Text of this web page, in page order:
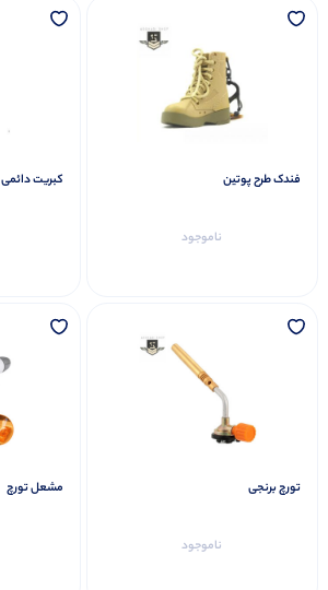
فندک طرح پوتین
ناموجود
کبریت دائمی
تورچ برنجی
ناموجود
مشعل تورچ